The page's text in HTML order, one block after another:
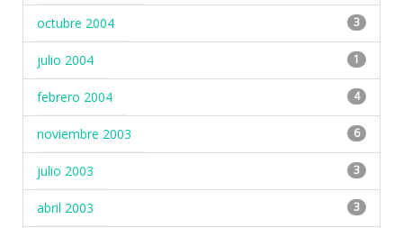
octubre 2004 3
julio 2004 1
febrero 2004 4
noviembre 2003 6
julio 2003 3
abril 2003 3